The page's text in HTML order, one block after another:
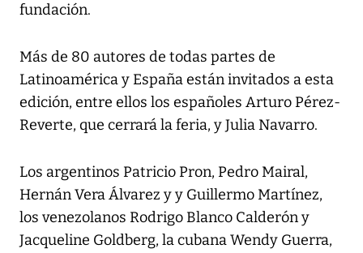
fundación.
Más de 80 autores de todas partes de
Latinoamérica y España están invitados a esta
edición, entre ellos los españoles Arturo Pérez-
Reverte, que cerrará la feria, y Julia Navarro.
Los argentinos Patricio Pron, Pedro Mairal,
Hernán Vera Álvarez y y Guillermo Martínez,
los venezolanos Rodrigo Blanco Calderón y
Jacqueline Goldberg, la cubana Wendy Guerra,